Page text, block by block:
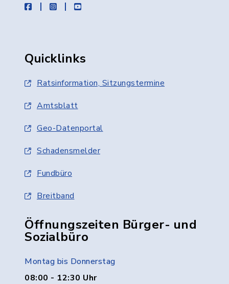
facebookinstagramyoutube
Quicklinks
Ratsinformation, Sitzungstermine
Amtsblatt
Geo-Datenportal
Schadensmelder
Fundbüro
Breitband
Öffnungszeiten Bürger- und
Sozialbüro
Montag bis Donnerstag
08:00 - 12:30 Uhr